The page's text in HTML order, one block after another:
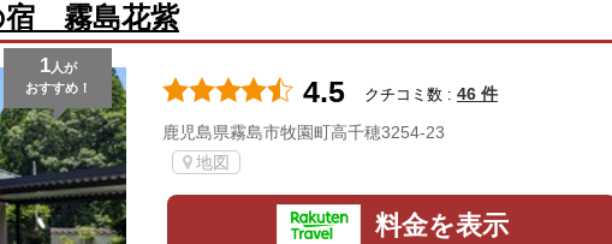
霧島花紫
1人が
おすすめ！
4.5 クチコミ数 : 46 件
鹿児島県霧島市牧園町高千穂3254-23
地図
料金を表示